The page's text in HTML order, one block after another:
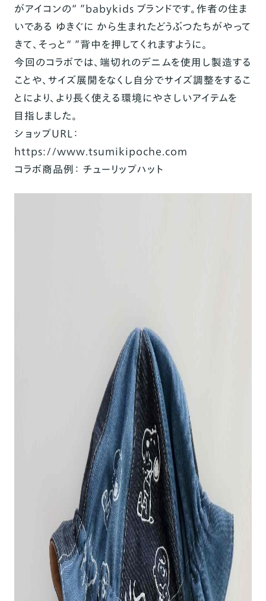
がアイコンの“ ”babykids ブランドです。作者の住ま
いである ゆきぐに から生まれたどうぶつたちがやって
きて、そっと “ ”背中を押してくれますように。
今回のコラボでは、端切れのデニムを使用し製造する
ことや、サイズ展開をなくし自分でサイズ調整をするこ
とにより、より長く使える環境にやさしいアイテムを
目 指 しました。
ショップURL：
https://www.tsumikipoche.com
コラボ商品例： チューリップハット